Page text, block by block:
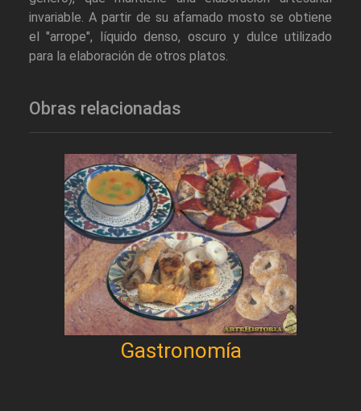
invariable. A partir de su afamado mosto se obtiene
el "arrope", líquido denso, oscuro y dulce utilizado
para la elaboración de otros platos.
Obras relacionadas
Gastronomía